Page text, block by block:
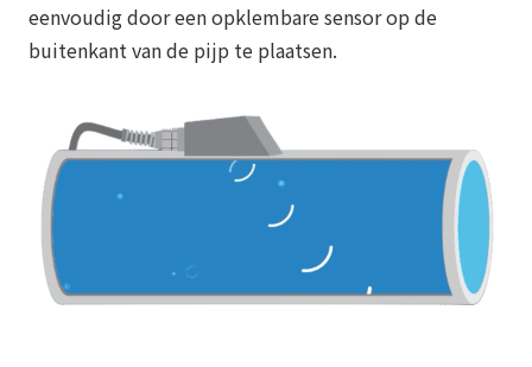
eenvoudig door een opklembare sensor op de
buitenkant van de pijp te plaatsen.